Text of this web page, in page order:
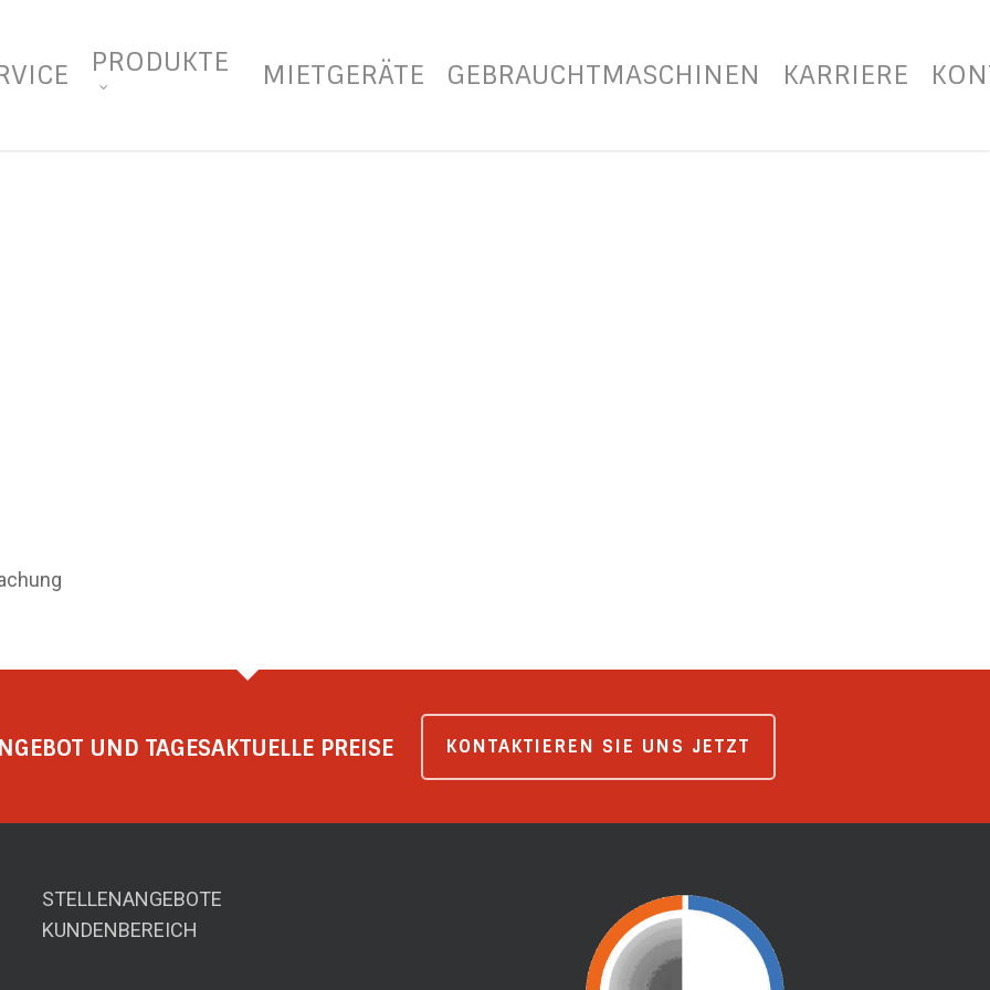
PRODUKTE MIETGERÄTE GEBRAUCHTMASCHINEN KARRIERE
UND TAGESAKTUELLE PREISE KONTAKTIEREN SIE UNS JETZT
STELLENANGEBOTE
KUNDENBEREICH